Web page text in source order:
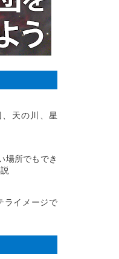
天の川、星
場所でもでき
ライメージで